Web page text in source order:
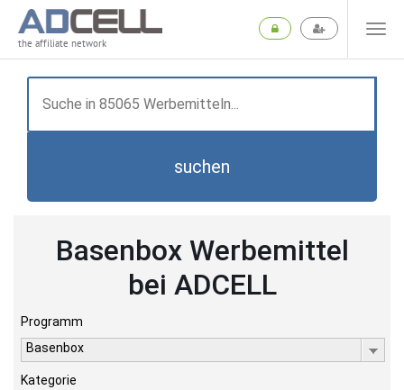
the affiliate network
suchen
Basenbox Werbemittel
bei ADCELL
Programm
Basenbox
Kategorie